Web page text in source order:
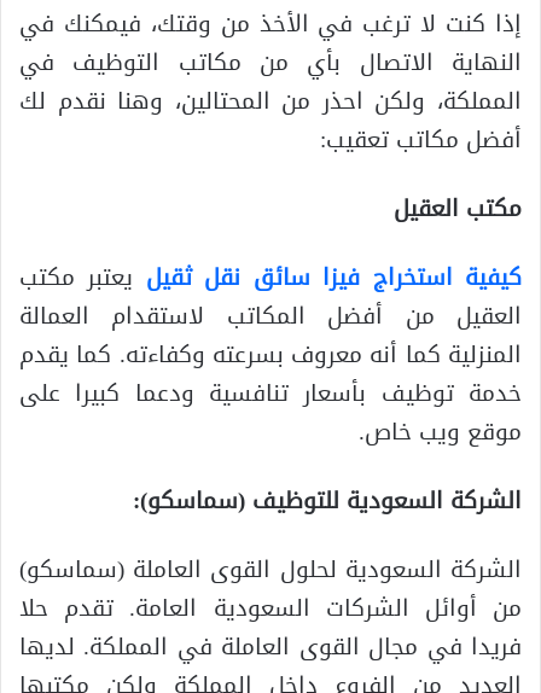
إذا كنت لا ترغب في الأخذ من وقتك، فيمكنك في
النهاية الاتصال بأي من مكاتب التوظيف في
المملكة، ولكن احذر من المحتالين، وهنا نقدم لك
أفضل مكاتب تعقيب:
مكتب العقيل
كيفية استخراج فيزا سائق نقل ثقيل يعتبر مكتب
العقيل من أفضل المكاتب لاستقدام العمالة
المنزلية كما أنه معروف بسرعته وكفاءته. كما يقدم
خدمة توظيف بأسعار تنافسية ودعما كبيرا على
موقع ويب خاص.
الشركة السعودية للتوظيف (سماسكو):
الشركة السعودية لحلول القوى العاملة (سماسكو)
من أوائل الشركات السعودية العامة. تقدم حلا
فريدا في مجال القوى العاملة في المملكة. لديها